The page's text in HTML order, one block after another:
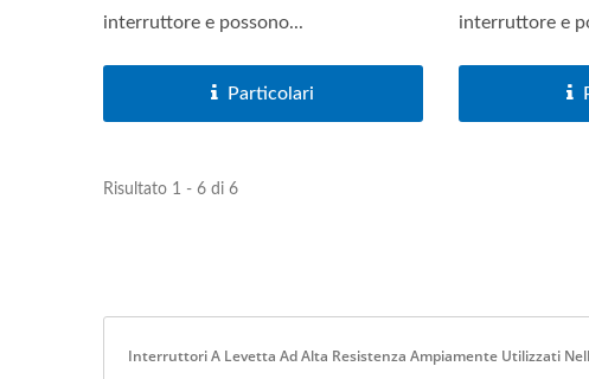
interruttore e possono...
Particolari
interruttore e
Risultato 1 - 6 di 6
Interruttori A Levetta Ad Alta Resistenza Ampiamente Utilizzati